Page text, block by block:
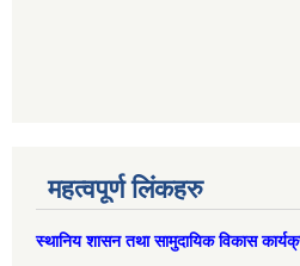
महत्वपूर्ण लिंकहरु
स्थानिय शासन तथा सामुदायिक विकास